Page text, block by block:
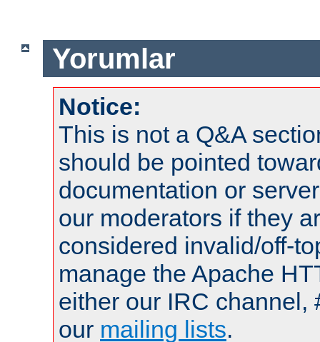
Yorumlar
Notice:
This is not a Q&A
should be pointed
documentation or
our moderators if they
considered invalid/off-
manage the Apache
either our IRC channel,
our mailing lists.